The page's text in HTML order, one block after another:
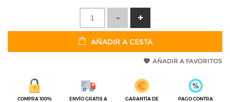
AÑADIR A CESTA
AÑADIR A FAVORITOS
COMPRA 100%
ENVÍO GRATIS A
GARANTÍA DE
PAGO CONTRA